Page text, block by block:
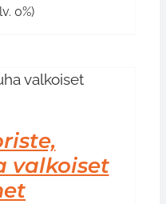
0%)
valkoiset